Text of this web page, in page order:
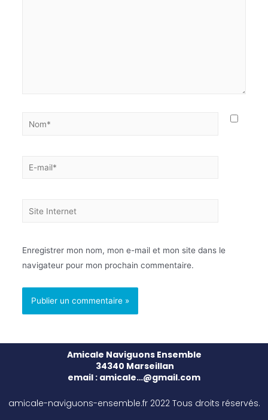
Enregistrer mon nom, mon e-mail et mon site dans le
navigateur pour mon prochain commentaire.
Amicale Naviguons Ensemble
34340 Marseillan
email : amicale…@gmail.com
amicale-naviguons-ensemble.fr 2022 Tous droits réservés.